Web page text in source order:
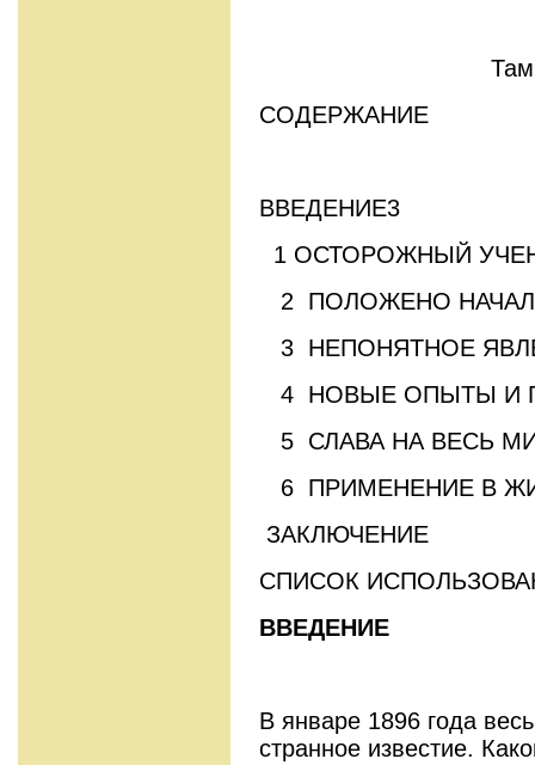
СОДЕРЖАНИЕ
ВВЕДЕНИЕ3
1 ОСТОРОЖНЫЙ
2 ПОЛОЖЕНО
3 НЕПОНЯТНОЕ
4 НОВЫЕ ОПЫТЫ И
5 СЛАВА НА ВЕСЬ
6 ПРИМЕНЕНИЕ В
ЗАКЛЮЧЕНИЕ
СПИСОК
ВВЕДЕНИЕ
В январе 1896 года
странное известие.